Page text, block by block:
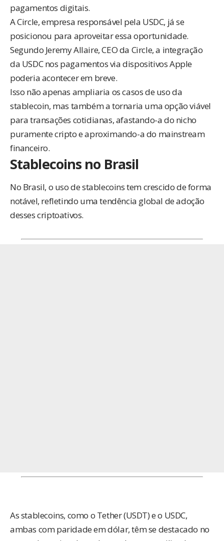
pagamentos digitais.
A Circle, empresa responsável pela USDC, já se
posicionou para aproveitar essa oportunidade.
Segundo Jeremy Allaire, CEO da Circle, a integração
da USDC nos pagamentos via dispositivos Apple
poderia acontecer em breve.
Isso não apenas ampliaria os casos de uso da
stablecoin, mas também a tornaria uma opção viável
para transações cotidianas, afastando-a do nicho
puramente cripto e aproximando-a do mainstream
financeiro.
Stablecoins no Brasil
No Brasil, o uso de stablecoins tem crescido de forma
notável, refletindo uma tendência global de adoção
desses criptoativos.
As stablecoins, como o Tether (USDT) e o USDC,
ambas com paridade em dólar, têm se destacado no